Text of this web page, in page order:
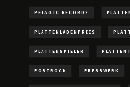
PELAGIC RECORDS
PLATTENLADENPREIS
PLATTENSPIELER
POSTROCK PRESSWERK